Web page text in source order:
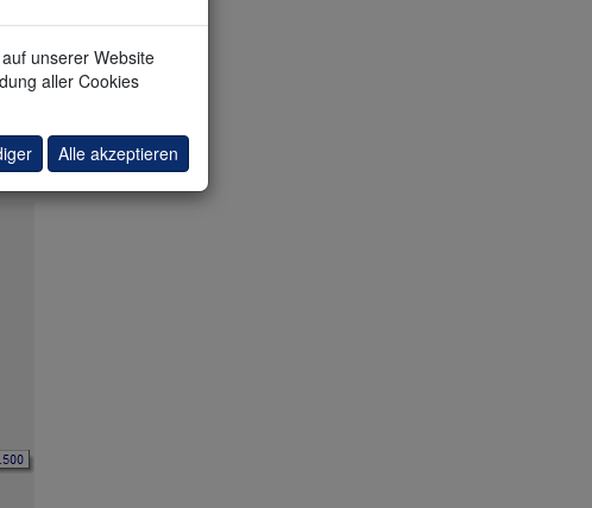
Trailing-Stop
unserer Website
aller Cookies
Alle akzeptieren